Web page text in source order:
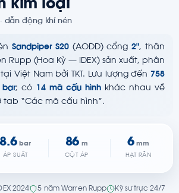
kim loại
· dẫn động khí nén
Sandpiper S20(AODD) cổng2", thân
Rupp (Hoa Kỳ — IDEX) sản xuất, phân
Việt Nam bởi TKT. Lưu lượng đến 758
bar; có 14 mã cấu hìnhkhác nhau về
“Các mã cấu hình”.
8.6 bar
ÁP SUẤT
86 m
CỘT ÁP
6 mm
HẠT RẮN
2024 5 năm Warren Rupp Kỹ sư trực 24/7